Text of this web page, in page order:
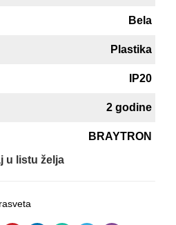
Bela
Plastika
IP20
2 godine
BRAYTRON
u listu želja